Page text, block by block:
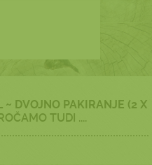
~ DVOJNO PAKIRANJE (2 X
TUDI ....